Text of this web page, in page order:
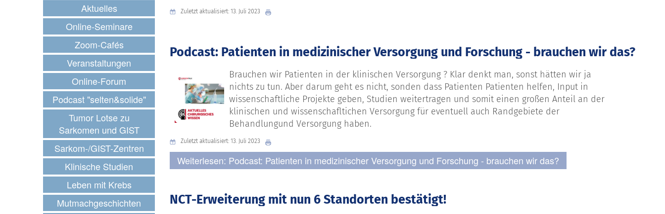
Aktuelles
Online-Seminare
Zoom-Cafés
Veranstaltungen
Online-Forum
Podcast "selten&solide"
Tumor Lotse zu
Sarkomen und GIST
Sarkom-/GIST-Zentren
Klinische Studien
Leben mit Krebs
Mutmachgeschichten
Zuletzt aktualisiert: 13. Juli 2023
Podcast: Patienten in medizinischer Versorgung und Forschung - brauchen wir das?
Brauchen wir Patienten in der klinischen Versorgung ? Klar denkt man, sonst hätten wir ja
nichts zu tun. Aber darum geht es nicht, sonden dass Patienten Patienten helfen, Input in
wissenschaftliche Projekte geben, Studien weitertragen und somit einen großen Anteil an der
klinischen und wissenschafltichen Versorgung für eventuell auch Randgebiete der
Behandlungund Versorgung haben.
Zuletzt aktualisiert: 13. Juli 2023
Weiterlesen: Podcast: Patienten in medizinischer Versorgung und Forschung - brauchen wir das?
NCT-Erweiterung mit nun 6 Standorten bestätigt!